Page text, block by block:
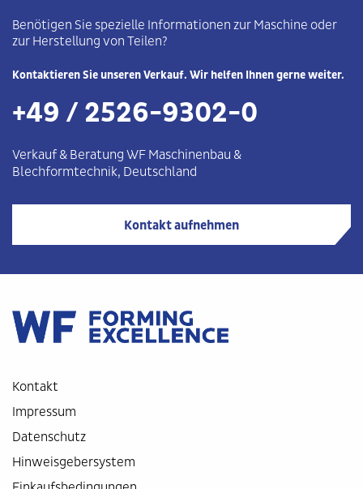
Benötigen Sie spezielle Informationen zur Maschine oder
zur Herstellung von Teilen?
Kontaktieren Sie unseren Verkauf. Wir helfen Ihnen gerne weiter.
+49 / 2526-9302-0
Verkauf & Beratung WF Maschinenbau &
Blechformtechnik, Deutschland
Kontakt aufnehmen
Kontakt
Impressum
Datenschutz
Hinweisgebersystem